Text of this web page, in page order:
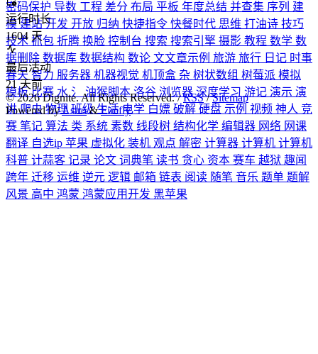
密码保护 导数 工程 差分 布局 平板 年度总结 并查集 序列 建
模建站开发 开放 归纳 快捷指令 快餐时代 思维 打油诗 技巧
技术 抓包 折腾 换脸 控制台 搜索 搜索引擎 摄影 教程 数学 数
据删除 数据库 数据结构 数论 文文章示例 旅游 旅行 日记 时事
春天智力 服务器 机器视觉 机顶盒 杂 树状数组 树莓派 模拟
模板比赛 水氵油猴脚本洛谷 浏览器深度学习 游记 演示 演
讲爬虫物理班级生活电学 白嫖 破解 硬盘 示例 视频 神人 竞
赛 笔记 算法 类 系统 素数 线段树 结构化学 编辑器 网络 网课
翻译 自选ip 苹果 虚拟化 装机 观点 解密 计算器 计算机 计算机
科普 计蒜客 记录 论文 词典笔 读书 贪心 资本 赛车 越狱 趣闻
跨年 迁移 运维 逆元 逻辑 邮箱 链表 阅读 随笔 音乐 题单 题解
风景 高中 鸿蒙 鸿蒙应用开发 黑苹果
运行时长
1604 天
最后活动
21 天前
©2026Dignite. All Rights Reserved. /RSS/Sitemap
Powered byAstro&Firefly